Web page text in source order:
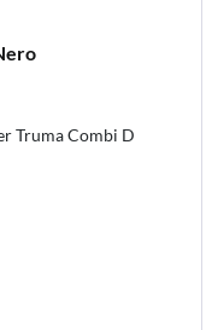
Truma Combi D